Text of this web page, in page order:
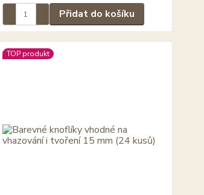
Přidat do košíku
TOP produkt